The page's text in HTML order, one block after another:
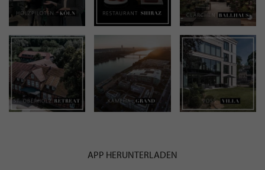
APP HERUNTERLADEN